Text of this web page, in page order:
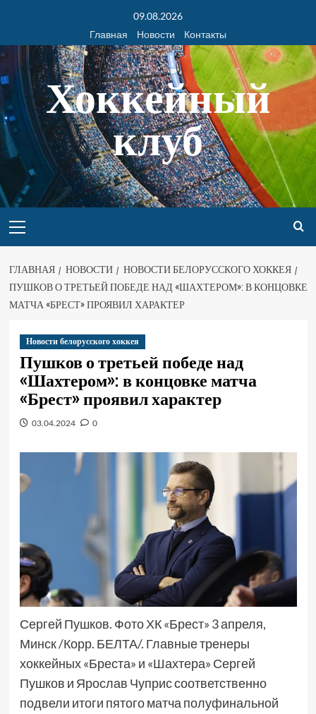
09.08.2026
Главная
Новости Контакты
Хоккейный
клуб
ГЛАВНАЯ НОВОСТИ
НОВОСТИ БЕЛОРУССКОГО ХОККЕЯ
ПУШКОВ О ТРЕТЬЕЙ ПОБЕДЕ НАД «ШАХТЕРОМ»: В КОНЦОВКЕ
МАТЧА «БРЕСТ» ПРОЯВИЛ ХАРАКТЕР
Новости белорусского хоккея
Пушков о третьей победе над
«Шахтером»: в концовке матча
«Брест» проявил характер
03.04.2024 0
Сергей Пушков. Фото ХК «Брест» 3 апреля,
Минск /Корр. БЕЛТА/. Главные тренеры
хоккейных «Бреста» и «Шахтера» Сергей
Пушков и Ярослав Чуприс соответственно
подвели итоги пятого матча полуфинальной